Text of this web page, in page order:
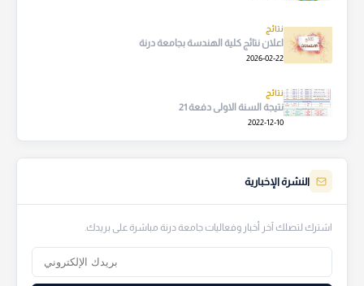
نتائج
اعلان نتائج كلية الهندسة بجامعة درنة
2026-02-22
نتائج
نتيجة السنة الاولى دفعة 21
2022-12-10
النشرة الإخبارية
اشترك لتصلك آخر أخبار وفعاليات جامعة درنة مباشرة على بريدك.